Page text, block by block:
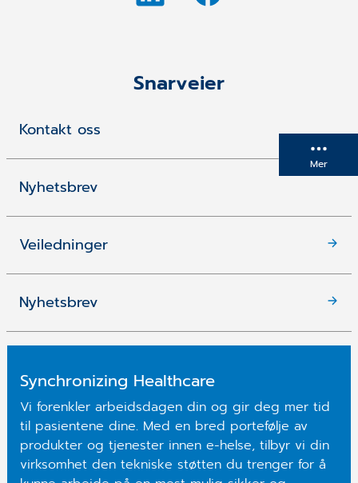
Mer
Snarveier
Kontakt oss
Nyhetsbrev
Veiledninger
Nyhetsbrev
Synchronizing Healthcare
Vi forenkler arbeidsdagen din og gir deg mer tid
til pasientene dine. Med en bred portefølje av
produkter og tjenester innen e-helse, tilbyr vi din
virksomhet den tekniske støtten du trenger for å